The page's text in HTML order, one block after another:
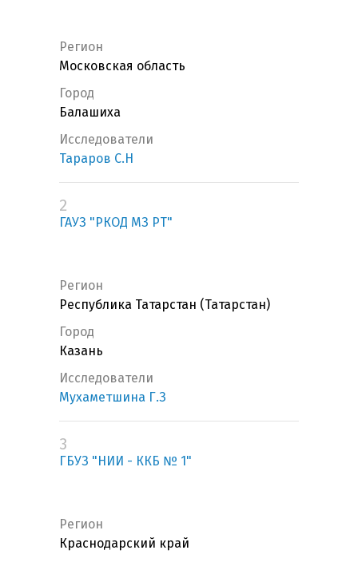
Регион
Московская область
Город
Балашиха
Исследователи
Тараров С.Н
2
ГАУЗ "РКОД МЗ РТ"
Регион
Республика Татарстан (Татарстан)
Город
Казань
Исследователи
Мухаметшина Г.З
3
ГБУЗ "НИИ - ККБ № 1"
Регион
Краснодарский край